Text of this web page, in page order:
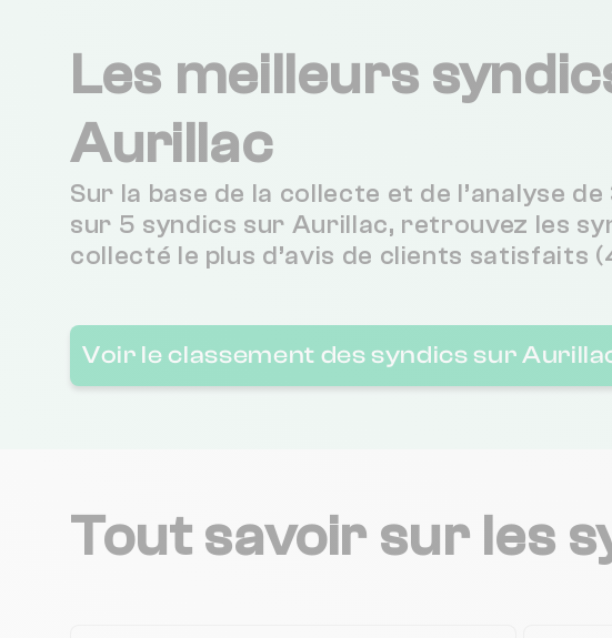
Les meilleurs
Aurillac
Sur la base de la collecte et de l’analyse
sur 5 syndics sur Aurillac, retrouvez les
collecté le plus d’avis de clients satisfaits
Voir le classement des syndics sur
Tout savoir sur les